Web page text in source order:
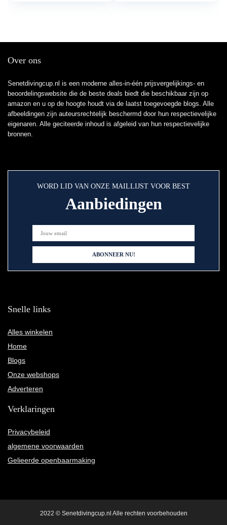
Over ons
Senetdivingcup.nl is een moderne alles-in-één prijsvergelijkings- en
beoordelingswebsite die de beste deals biedt die beschikbaar zijn op
amazon en u op de hoogte houdt via de laatst toegevoegde blogs. Alle
afbeeldingen zijn auteursrechtelijk beschermd door hun respectievelijke
eigenaren. Alle geciteerde inhoud is afgeleid van hun respectievelijke
bronnen.
WORD LID VAN ONZE MAILLIJST VOOR BEST
Aanbiedingen
Snelle links
Alles winkelen
Home
Blogs
Onze webshops
Adverteren
Verklaringen
Privacybeleid
algemene voorwaarden
Gelieerde openbaarmaking
2022 © Senetdivingcup.nl Alle rechten voorbehouden